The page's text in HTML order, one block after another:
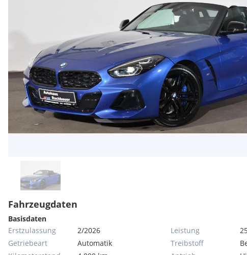
Fahrzeugdaten
Basisdaten
Erstzulassung
2/2026
Getriebeart
Automatik
Leistung
Treibstoff